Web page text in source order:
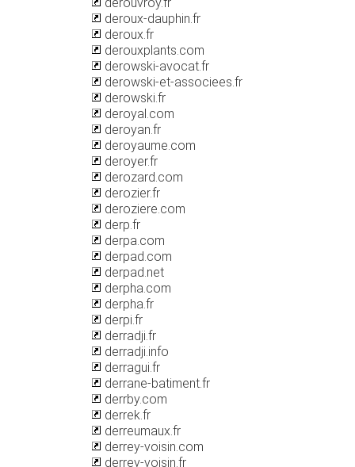
deroux-dauphin.fr
deroux.fr
derouxplants.com
derowski-avocat.fr
derowski-et-associees.fr
derowski.fr
deroyal.com
deroyan.fr
deroyaume.com
deroyer.fr
derozard.com
derozier.fr
deroziere.com
derp.fr
derpa.com
derpad.com
derpad.net
derpha.com
derpha.fr
derpi.fr
derradji.fr
derradji.info
derragui.fr
derrane-batiment.fr
derrby.com
derrek.fr
derreumaux.fr
derrey-voisin.com
derrey-voisin.fr